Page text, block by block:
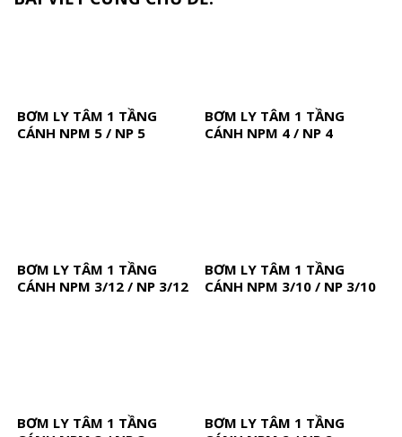
BƠM LY TÂM 1 TẦNG
CÁNH NPM 5 / NP 5
BƠM LY TÂM 1 TẦNG
CÁNH NPM 4 / NP 4
BƠM LY TÂM 1 TẦNG
CÁNH NPM 3/12 / NP 3/12
BƠM LY TÂM 1 TẦNG
CÁNH NPM 3/10 / NP 3/10
BƠM LY TÂM 1 TẦNG
BƠM LY TÂM 1 TẦNG